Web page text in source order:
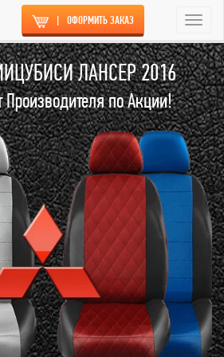
| ОФОРМИТЬ ЗАКАЗ
ЛАНСЕР 2016
Производителя по Акции!